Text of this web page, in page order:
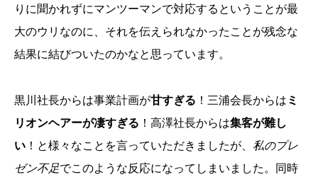
りに聞かれずにマンツーマンで対応するということが最
大のウリなのに、それを伝えられなかったことが残念な
結果に結びついたのかなと思っています。
黒川社長からは事業計画が甘すぎる ！三浦会長からはミ
リオンヘアーが凄すぎる ！高澤社長からは集客が難し
い ！と様々なことを言っていただきましたが、 私のプレ
ゼン不足でこのような反応になってしまいました。同時